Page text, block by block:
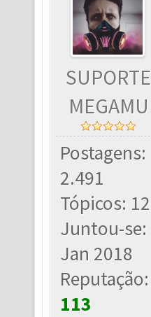
SUPORTE
MEGAMU
Postagens:
2.491
Tópicos: 12
Juntou-se:
Jan 2018
Reputação:
113